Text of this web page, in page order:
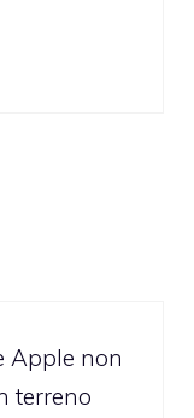
Apple non
terreno